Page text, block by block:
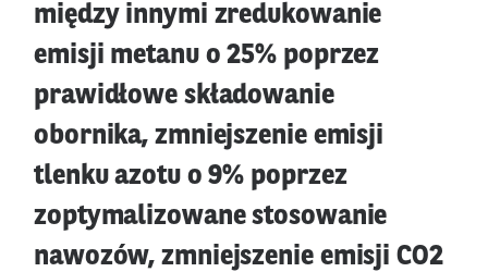
między innymi zredukowanie
emisji metanu o 25% poprzez
prawidłowe składowanie
obornika, zmniejszenie emisji
tlenku azotu o 9% poprzez
zoptymalizowane stosowanie
nawozów, zmniejszenie emisji CO2